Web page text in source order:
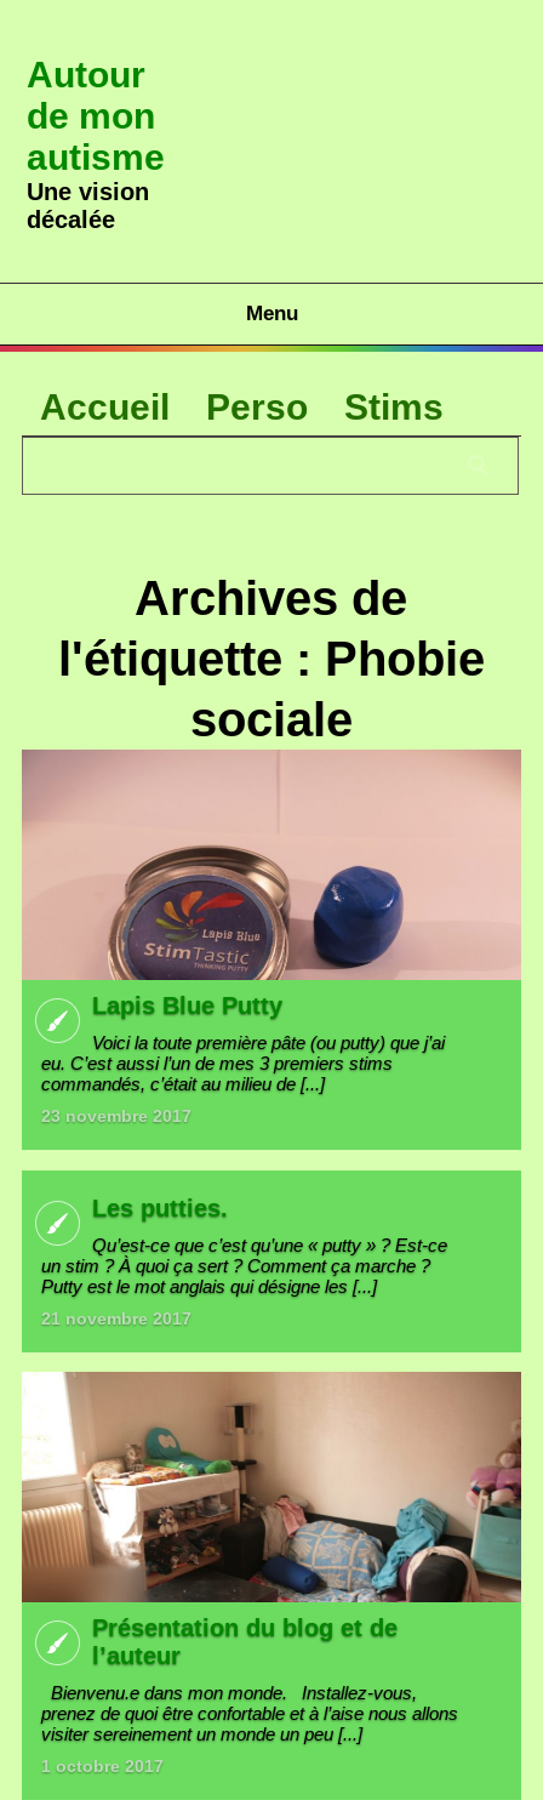
Autour
de mon
autisme
Une vision
décalée
Menu
Accueil Perso Stims
Archives de
l'étiquette : Phobie
sociale
Lapis Blue Putty
Voici la toute première pâte (ou putty) que j’ai
eu. C’est aussi l’un de mes 3 premiers stims
commandés, c’était au milieu de [...]
23 novembre 2017
Les putties.
Qu’est-ce que c’est qu’une « putty » ? Est-ce
un stim ? À quoi ça sert ? Comment ça marche ?
Putty est le mot anglais qui désigne les [...]
21 novembre 2017
Présentation du blog et de
l’auteur
Bienvenu.e dans mon monde. Installez-vous,
prenez de quoi être confortable et à l’aise nous allons
visiter sereinement un monde un peu [...]
1 octobre 2017